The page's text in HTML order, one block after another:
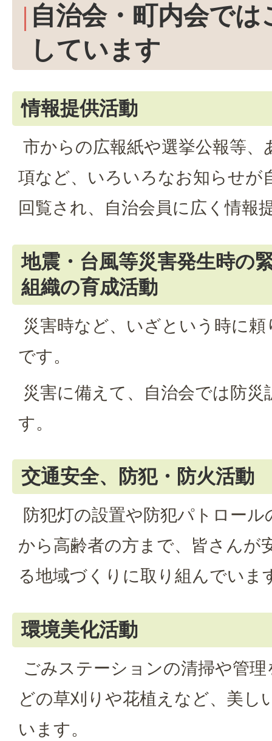
自治会・町内会で
しています
情報提供活動
市からの広報紙や選挙公報等、
項など、いろいろなお知らせが
回覧され、自治会員に広く情報
地震・台風等災害発生時の
組織の育成活動
災害時など、いざという時に
です。
災害に備えて、自治会では防
す。
交通安全、防犯・防火活動
防犯灯の設置や防犯パトロー
から高齢者の方まで、皆さんが
る地域づくりに取り組んでいま
環境美化活動
ごみステーションの清掃や管
どの草刈りや花植えなど、美し
います。